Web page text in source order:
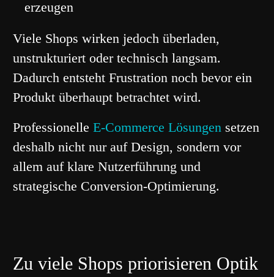
erzeugen
Viele Shops wirken jedoch überladen,
unstrukturiert oder technisch langsam.
Dadurch entsteht Frustration noch bevor ein
Produkt überhaupt betrachtet wird.
Professionelle E-Commerce Lösungen setzen
deshalb nicht nur auf Design, sondern vor
allem auf klare Nutzerführung und
strategische Conversion-Optimierung.
Zu viele Shops priorisieren Optik